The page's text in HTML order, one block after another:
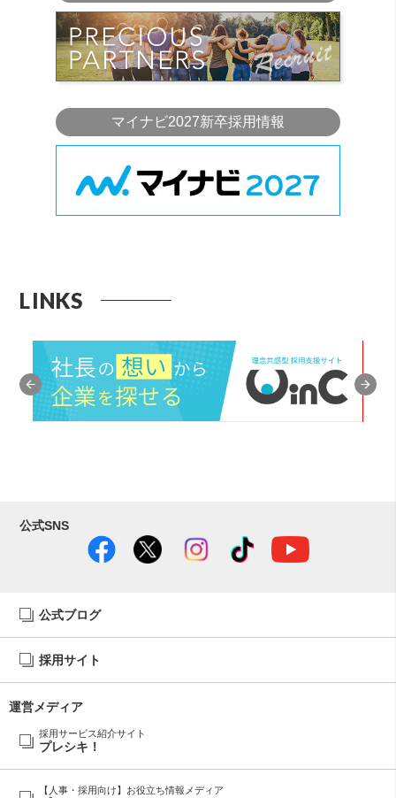
マイナビ2027新卒採用情報
LINKS
公式SNS
公式ブログ
採用サイト
運営メディア
採用サービス紹介サイト
プレシキ！
【人事・採用向け】お役立ち情報メディア